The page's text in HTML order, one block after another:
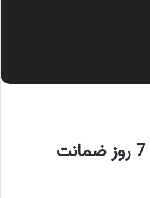
آگهی دیجی کالا ، 7 روز ضمانت